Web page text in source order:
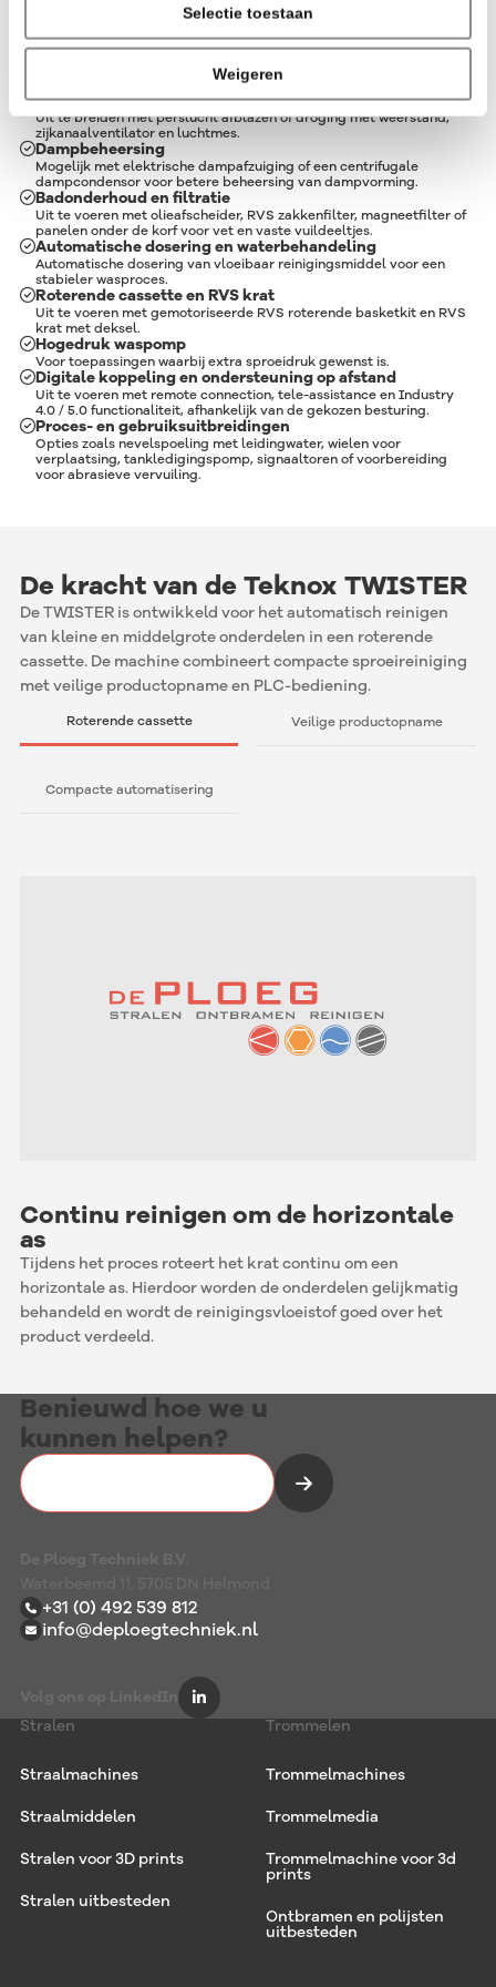
Selectie toestaan
Weigeren
Opties
Droging en afblazen
Uit te breiden met perslucht afblazen of droging met weerstand,
zijkanaalventilator en luchtmes.
Dampbeheersing
Mogelijk met elektrische dampafzuiging of een centrifugale
dampcondensor voor betere beheersing van dampvorming.
Badonderhoud en filtratie
Uit te voeren met olieafscheider, RVS zakkenfilter, magneetfilter of
panelen onder de korf voor vet en vaste vuildeeltjes.
Automatische dosering en waterbehandeling
Automatische dosering van vloeibaar reinigingsmiddel voor een
stabieler wasproces.
Roterende cassette en RVS krat
Uit te voeren met gemotoriseerde RVS roterende basketkit en RVS
krat met deksel.
Hogedruk waspomp
Voor toepassingen waarbij extra sproeidruk gewenst is.
Digitale koppeling en ondersteuning op afstand
Uit te voeren met remote connection, tele-assistance en Industry
4.0 / 5.0 functionaliteit, afhankelijk van de gekozen besturing.
Proces- en gebruiksuitbreidingen
Opties zoals nevelspoeling met leidingwater, wielen voor
verplaatsing, tankledigingspomp, signaaltoren of voorbereiding
voor abrasieve vervuiling.
De kracht van de Teknox TWISTER
De TWISTER is ontwikkeld voor het automatisch reinigen
van kleine en middelgrote onderdelen in een roterende
cassette. De machine combineert compacte sproeireiniging
met veilige productopname en PLC-bediening.
Roterende cassette Veilige productopname
Compacte automatisering
Continu reinigen om de horizontale
as
Tijdens het proces roteert het krat continu om een
horizontale as. Hierdoor worden de onderdelen gelijkmatig
behandeld en wordt de reinigingsvloeistof goed over het
product verdeeld.
Benieuwd hoe we u
kunnen helpen?
+31 (0) 492 539 812
info@deploegtechniek.nl
Stralen
Straalmachines
Straalmiddelen
Stralen voor 3D prints
Stralen uitbesteden
Trommelen
Trommelmachines
Trommelmedia
Trommelmachine voor 3d
prints
Ontbramen en polijsten
uitbesteden